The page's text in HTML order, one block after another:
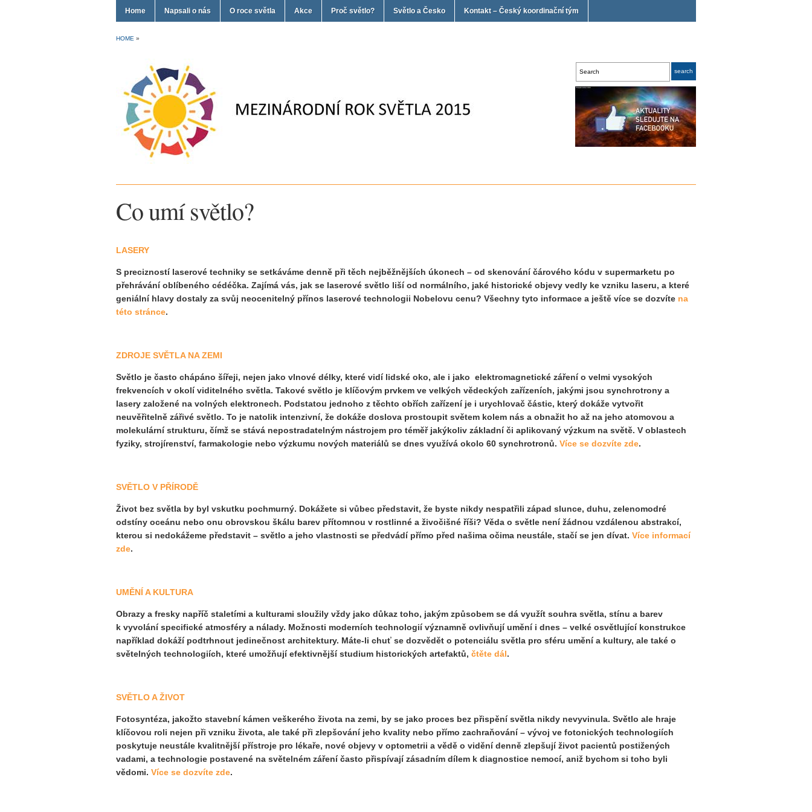
Home Napsali o nás O roce světla Akce Proč světlo? Světlo a Česko Kontakt – Český koordinační tým
HOME »
Co umí světlo?
LASERY
S precizností laserové techniky se setkáváme denně při těch nejběžnějších úkonech – od skenování čárového kódu v supermarketu po
přehrávání oblíbeného cédéčka. Zajímá vás, jak se laserové světlo liší od normálního, jaké historické objevy vedly ke vzniku laseru, a které
geniální hlavy dostaly za svůj neocenitelný přínos laserové technologii Nobelovu cenu? Všechny tyto informace a ještě více se dozvíte na
této stránce.
ZDROJE SVĚTLA NA ZEMI
Světlo je často chápáno šířeji, nejen jako vlnové délky, které vidí lidské oko, ale i jako elektromagnetické záření o velmi vysokých
frekvencích v okolí viditelného světla. Takové světlo je klíčovým prvkem ve velkých vědeckých zařízeních, jakými jsou synchrotrony a
lasery založené na volných elektronech. Podstatou jednoho z těchto obřích zařízení je i urychlovač částic, který dokáže vytvořit
neuvěřitelně zářivé světlo. To je natolik intenzivní, že dokáže doslova prostoupit světem kolem nás a obnažit ho až na jeho atomovou a
molekulární strukturu, čímž se stává nepostradatelným nástrojem pro téměř jakýkoliv základní či aplikovaný výzkum na světě. V oblastech
fyziky, strojírenství, farmakologie nebo výzkumu nových materiálů se dnes využívá okolo 60 synchrotronů. Více se dozvíte zde.
SVĚTLO V PŘÍRODĚ
Život bez světla by byl vskutku pochmurný. Dokážete si vůbec představit, že byste nikdy nespatřili západ slunce, duhu, zelenomodré
odstíny oceánu nebo onu obrovskou škálu barev přítomnou v rostlinné a živočišné říši? Věda o světle není žádnou vzdálenou abstrakcí,
kterou si nedokážeme představit – světlo a jeho vlastnosti se předvádí přímo před našima očima neustále, stačí se jen dívat. Více informací
zde.
UMĚNÍ A KULTURA
Obrazy a fresky napříč staletími a kulturami sloužily vždy jako důkaz toho, jakým způsobem se dá využít souhra světla, stínu a barev
k vyvolání specifické atmosféry a nálady. Možnosti moderních technologií významně ovlivňují umění i dnes – velké osvětlující konstrukce
například dokáží podtrhnout jedinečnost architektury. Máte-li chuť se dozvědět o potenciálu světla pro sféru umění a kultury, ale také o
světelných technologiích, které umožňují efektivnější studium historických artefaktů, čtěte dál.
SVĚTLO A ŽIVOT
Fotosyntéza, jakožto stavební kámen veškerého života na zemi, by se jako proces bez přispění světla nikdy nevyvinula. Světlo ale hraje
klíčovou roli nejen při vzniku života, ale také při zlepšování jeho kvality nebo přímo zachraňování – vývoj ve fotonických technologiích
poskytuje neustále kvalitnější přístroje pro lékaře, nové objevy v optometrii a vědě o vidění denně zlepšují život pacientů postižených
vadami, a technologie postavené na světelném záření často přispívají zásadním dílem k diagnostice nemocí, aniž bychom si toho byli
vědomi. Více se dozvíte zde.